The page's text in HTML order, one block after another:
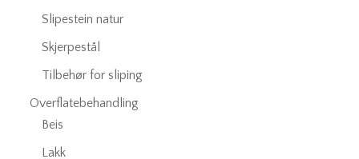
Slipestein natur
Skjerpestål
Tilbehør for sliping
Overflatebehandling
Beis
Lakk